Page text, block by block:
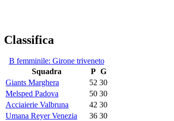
Classifica
B femminile: Girone triveneto
Squadra
P G
Giants Marghera
52 30
Melsped Padova
50 30
Acciaierie Valbruna
42 30
Umana Reyer Venezia
36 30